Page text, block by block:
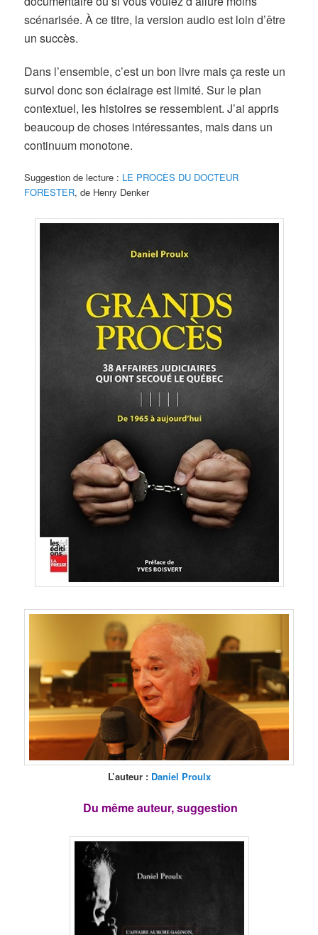
scénarisée. À ce titre, la version audio est loin d’être
un succès.
Dans l’ensemble, c’est un bon livre mais ça reste un
survol donc son éclairage est limité. Sur le plan
contextuel, les histoires se ressemblent. J’ai appris
beaucoup de choses intéressantes, mais dans un
continuum monotone.
Suggestion de lecture : LE PROCÈS DU DOCTEUR
FORESTER, de Henry Denker
L’auteur : Daniel Proulx
Du même auteur, suggestion